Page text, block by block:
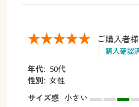
ご購入者様
購入確認
年代: 50代
性別: 女性
サイズ感 小さい